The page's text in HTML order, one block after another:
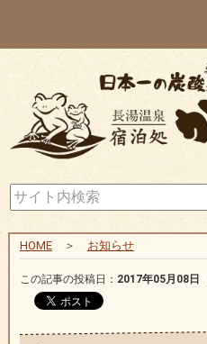
HOME＞ お知らせ
この記事の投稿日： 2017年05月08日